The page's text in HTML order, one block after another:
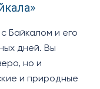
Байкалом и его
дней. Вы
но и
и природные